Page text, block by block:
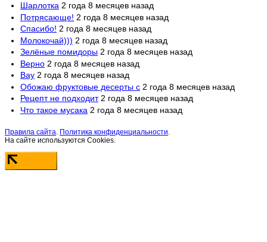
Шарлотка 2 года 8 месяцев назад
Потрясающе! 2 года 8 месяцев назад
Спасибо! 2 года 8 месяцев назад
Молокочай))) 2 года 8 месяцев назад
Зелёные помидоры 2 года 8 месяцев назад
Верно 2 года 8 месяцев назад
Вау 2 года 8 месяцев назад
Обожаю фруктовые десерты с 2 года 8 месяцев назад
Рецепт не подходит 2 года 8 месяцев назад
Что такое мусака 2 года 8 месяцев назад
Правила сайта. Политика конфиденциальности.
На сайте используются Cookies.